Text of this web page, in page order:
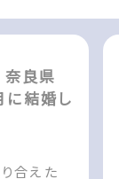
良県
に結婚し
合えた